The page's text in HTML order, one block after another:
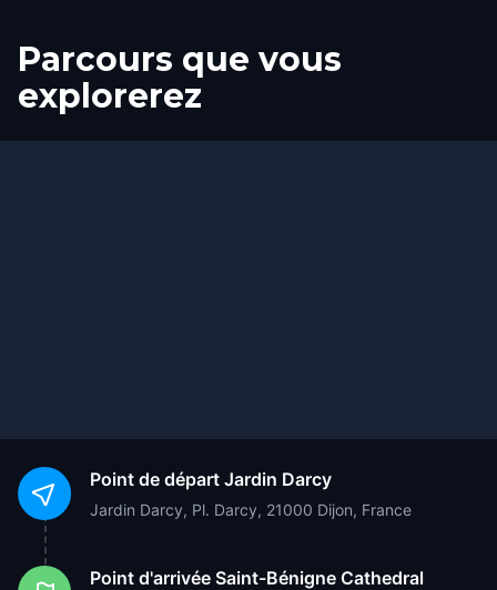
Parcours que vous
explorerez
Départ
Arrivée
Point de départ Jardin Darcy
Jardin Darcy, Pl. Darcy, 21000 Dijon, France
Point d'arrivée Saint-Bénigne Cathedral